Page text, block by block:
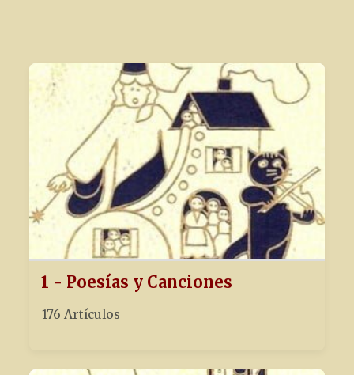
1 - Poesías y Canciones
176 Artículos